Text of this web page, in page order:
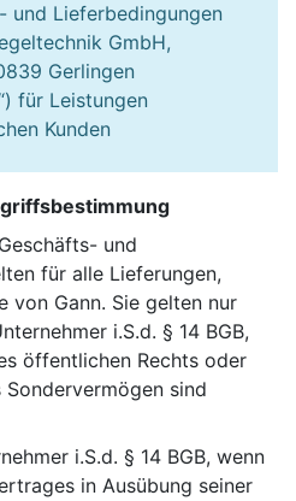
und Lieferbedingungen
GmbH,
Gerlingen
für Leistungen
Kunden
und
für alle Lieferungen,
von Gann. Sie gelten nur
i.S.d. § 14 BGB,
öffentlichen Rechts oder
sind
i.S.d. § 14 BGB, wenn
in Ausübung seiner